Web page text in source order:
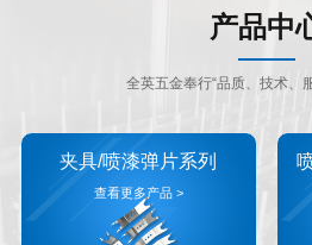
产品中
全英五金奉行“品质、技术、
夹具/喷漆弹片系列
查看更多产品 >